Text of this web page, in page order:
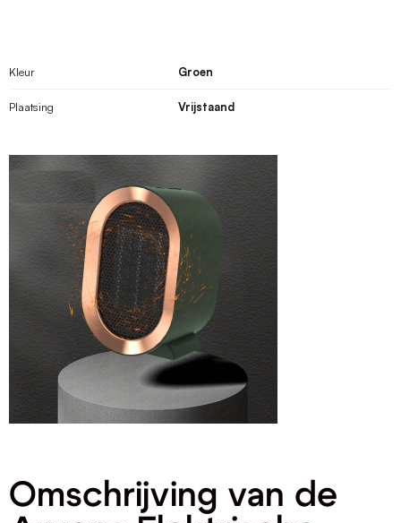
Kleur Groen
Plaatsing Vrijstaand
Omschrijving van de